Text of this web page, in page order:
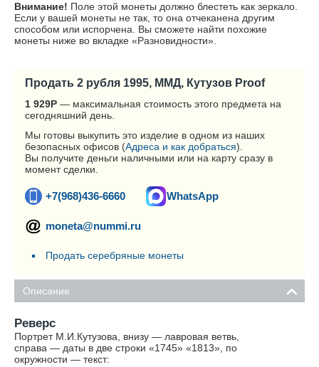
Внимание! Поле этой монеты должно блестеть как зеркало.
Если у вашей монеты не так, то она отчеканена другим
способом или испорчена. Вы сможете найти похожие
монеты ниже во вкладке «Разновидности».
Продать 2 рубля 1995, ММД, Кутузов Proof
1 929Р — максимальная стоимость этого предмета на
сегодняшний день.
Мы готовы выкупить это изделие в одном из наших
безопасных офисов (Адреса и как добраться).
Вы получите деньги наличными или на карту сразу в
момент сделки.
+7(968)436-6660 WhatsApp
moneta@nummi.ru
Продать серебряные монеты
Описание
Реверс
Портрет М.И.Кутузова, внизу — лавровая ветвь,
справа — даты в две строки «1745» «1813», по
окружности — текст: